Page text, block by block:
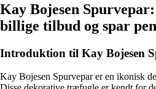
Kay Bojesen
billige tilbud og spar
Introduktion til Kay Bojesen
Kay Bojesen Spurvepar er en ikonisk